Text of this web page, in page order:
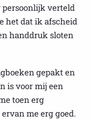
verteld
het dat ik afscheid
handdruk sloten
gepakt en
is voor mij een
toen erg
me erg goed.